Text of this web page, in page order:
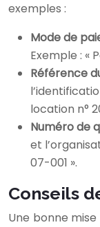
exemples :
Mode de
Exemple : «
Référence
location n°
Numéro de
et
07-001 ».
Conseils
Une bonne